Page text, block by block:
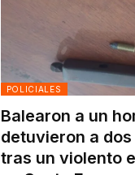
POLICIALES
Balearon a un
detuvieron a
tras un violento